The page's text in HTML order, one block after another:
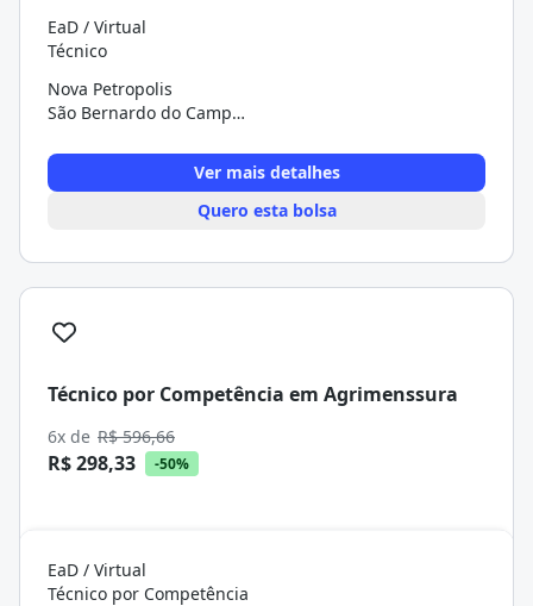
EaD / Virtual
Técnico
Nova Petropolis
São Bernardo do Campo/SP
Ver mais detalhes
Quero esta bolsa
Técnico por Competência em Agrimenssura
6x de R$ 596,66
R$ 298,33 -50%
EaD / Virtual
Técnico por Competência